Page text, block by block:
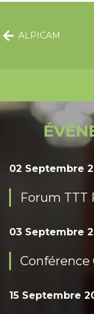
ALPICAM
02 Septembre
Forum TTT
03 Septembre
Conférence
15 Septembre